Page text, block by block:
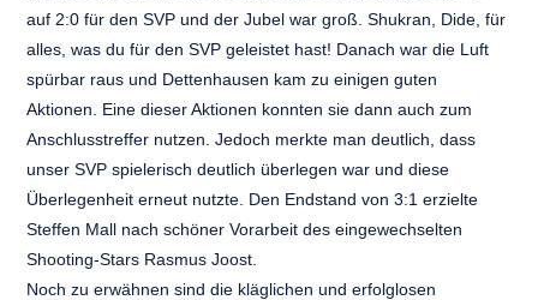
auf 2:0 für den SVP und der Jubel war groß. Shukran, Dide, für
alles, was du für den SVP geleistet hast! Danach war die Luft
spürbar raus und Dettenhausen kam zu einigen guten
Aktionen. Eine dieser Aktionen konnten sie dann auch zum
Anschlusstreffer nutzen. Jedoch merkte man deutlich, dass
unser SVP spielerisch deutlich überlegen war und diese
Überlegenheit erneut nutzte. Den Endstand von 3:1 erzielte
Steffen Mall nach schöner Vorarbeit des eingewechselten
Shooting-Stars Rasmus Joost.
Noch zu erwähnen sind die kläglichen und erfolglosen